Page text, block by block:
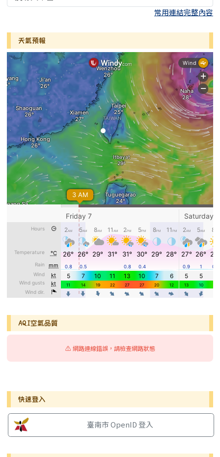
常用連結完整內容
天氣預報
AQI空氣品質
⚠️ 網路連線錯誤，請檢查網路狀態
右邊區域內容
快速登入
臺南市 OpenID 登入